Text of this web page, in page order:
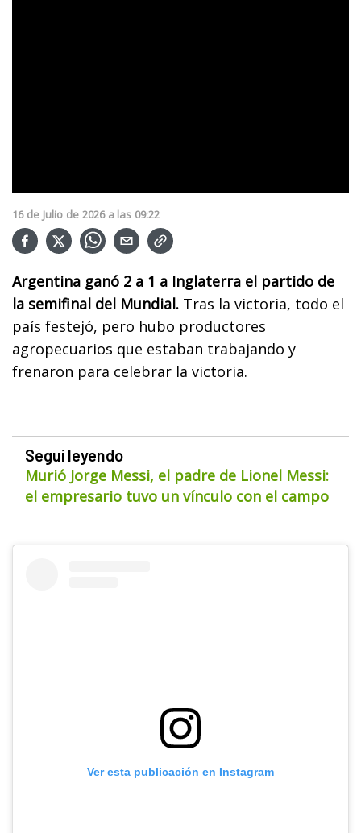
16 de Julio de 2026 a las 09:22
Argentina ganó 2 a 1 a Inglaterra el partido de
la semifinal del Mundial. Tras la victoria, todo el
país festejó, pero hubo productores
agropecuarios que estaban trabajando y
frenaron para celebrar la victoria.
Seguí leyendo
Murió Jorge Messi, el padre de Lionel Messi:
el empresario tuvo un vínculo con el campo
Ver esta publicación en Instagram